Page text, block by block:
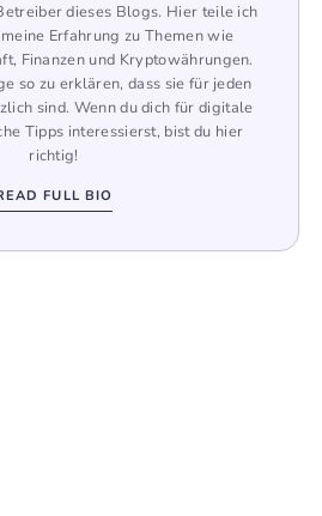
dieses Blogs. Hier teile ich
Erfahrung zu Themen wie
Finanzen und Kryptowährungen.
so zu erklären, dass sie für jeden
sind. Wenn du dich für digitale
Tipps interessierst, bist du hier
richtig!
FULL BIO